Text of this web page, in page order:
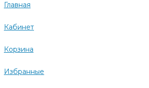
Главная
Кабинет
Корзина
Избранные